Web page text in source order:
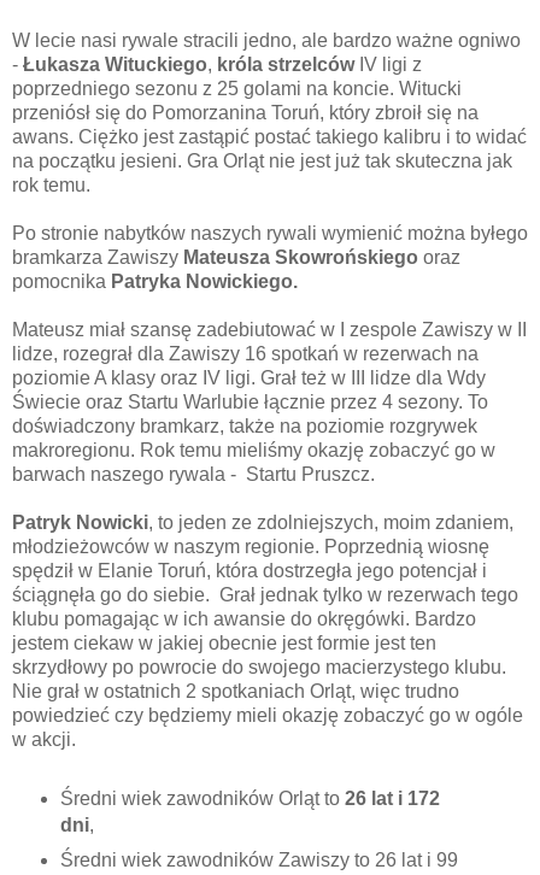
W lecie nasi rywale stracili jedno, ale bardzo ważne ogniwo
- Łukasza Wituckiego, króla strzelcówIV ligi z
poprzedniego sezonu z 25 golami na koncie. Witucki
przeniósł się do Pomorzanina Toruń, który zbroił się na
awans. Ciężko jest zastąpić postać takiego kalibru i to widać
na początku jesieni. Gra Orląt nie jest już tak skuteczna jak
rok temu.
Po stronie nabytków naszych rywali wymienić można byłego
bramkarza Zawiszy Mateusza Skowrońskiego oraz
pomocnika Patryka Nowickiego.
Mateusz miał szansę zadebiutować w I zespole Zawiszy w II
lidze, rozegrał dla Zawiszy 16 spotkań w rezerwach na
poziomie A klasy oraz IV ligi. Grał też w III lidze dla Wdy
Świecie oraz Startu Warlubie łącznie przez 4 sezony. To
doświadczony bramkarz, także na poziomie rozgrywek
makroregionu. Rok temu mieliśmy okazję zobaczyć go w
barwach naszego rywala - Startu Pruszcz.
Patryk Nowicki, to jeden ze zdolniejszych, moim zdaniem,
młodzieżowców w naszym regionie. Poprzednią wiosnę
spędził w Elanie Toruń, która dostrzegła jego potencjał i
ściągnęła go do siebie. Grał jednak tylko w rezerwach tego
klubu pomagając w ich awansie do okręgówki. Bardzo
jestem ciekaw w jakiej obecnie jest formie jest ten
skrzydłowy po powrocie do swojego macierzystego klubu.
Nie grał w ostatnich 2 spotkaniach Orląt, więc trudno
powiedzieć czy będziemy mieli okazję zobaczyć go w ogóle
w akcji.
Średni wiek zawodników Orląt to26 lat i 172
dni,
Średni wiek zawodników Zawiszy to 26 lat i 99